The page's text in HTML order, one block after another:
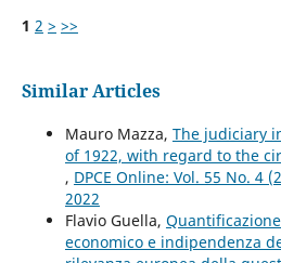
1 2 > >>
Similar Articles
Mauro Mazza, The judiciary
of 1922, with regard to the
, DPCE Online: Vol. 55 No. 4
2022
Flavio Guella,
economico e indipendenza